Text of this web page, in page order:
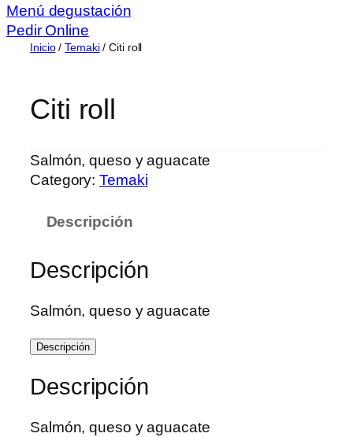
Menú degustación
Pedir Online
Inicio/Temaki/ Citi roll
Citi roll
Salmón, queso y aguacate
Category:Temaki
Descripción
Descripción
Salmón, queso y aguacate
Descripción
Descripción
Salmón, queso y aguacate